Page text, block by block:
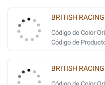
BRITISH
Código de Color
Código de
BRITISH